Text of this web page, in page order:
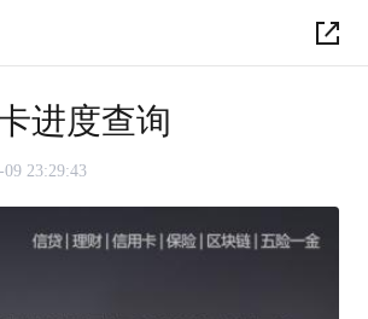
进度查询
09 23:29:43